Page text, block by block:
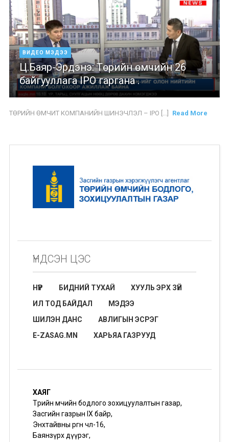
ВИДЕО МЭДЭЭ
Ц.Баяр-Эрдэнэ: Төрийн өмчийн 26
байгууллага IPO гаргана .
ТӨРИЙН ӨМЧИТ КОМПАНИЙН ШИНЭЧЛЭЛ – IPO [...] Read More
ҮНДСЭН ЦЭС
НҮҮР БИДНИЙ ТУХАЙ
ХУУЛЬ ЭРХ ЗҮЙ
ИЛ ТОД БАЙДАЛ
МЭДЭЭ
ШИЛЭН ДАНС
АВЛИГЫН ЭСРЭГ
E-ZASAG.MN
ХАРЬЯА ГАЗРУУД
ХАЯГ
Төрийн өмчийн бодлого зохицуулалтын газар,
Засгийн газрын IX байр,
Энхтайвны өргөн чөлөө-16,
Баянзүрх дүүрэг,